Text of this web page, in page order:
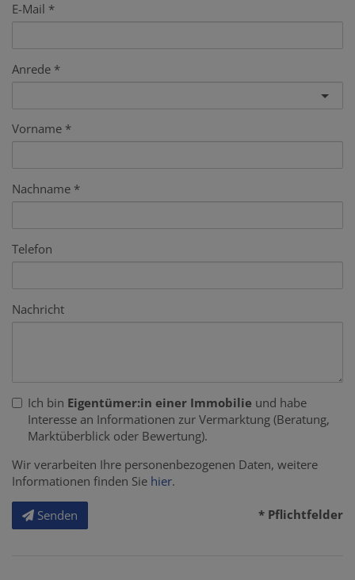
E-Mail
Anrede
Vorname
Nachname
Telefon
Nachricht
Ich bin Eigentümer:in einer Immobilie und habe
Interesse an Informationen zur Vermarktung (Beratung,
Marktüberblick oder Bewertung).
Wir verarbeiten Ihre personenbezogenen Daten, weitere
Informationen finden Sie hier.
Senden * Pflichtfelder